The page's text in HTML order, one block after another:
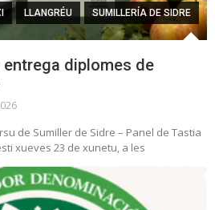
LLANGRÉU SUMILLERÍA DE SIDRE
diplomes de
de Sumiller de Sidre – Panel de Tastia
xueves 23 de xunetu, a les